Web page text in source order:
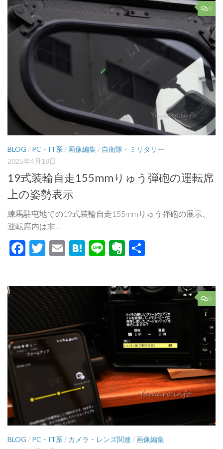
0
BLOG / PC・IT系 /画像編集 / 自衛隊・ミリタリー
2025年4月18日
19式装輪自走155mmりゅう弾砲の運転席
上の姿勢表示
練馬駐屯地での19式装輪自走155mmりゅう弾砲の展示、
運転席内は非...
Facebook
Twitter
EmailHatena
LineEvernote
0
BLOG / PC・IT系 / カメラ・レンズ関連 /画像編集